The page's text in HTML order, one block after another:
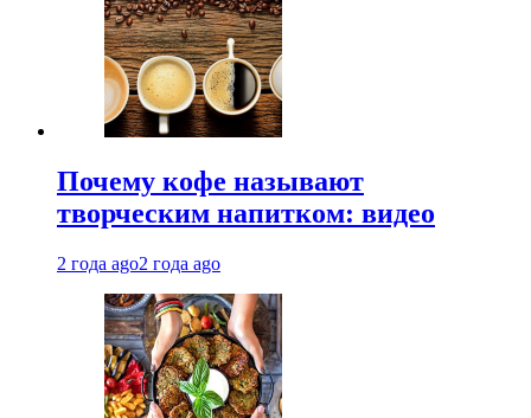
Почему кофе называют
творческим напитком: видео
2 года ago2 года ago